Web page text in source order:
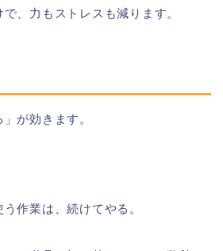
、力もストレスも減ります。
が効きます。
作業は、続けてやる。